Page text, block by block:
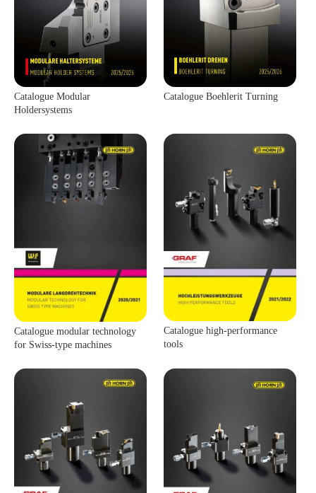
Catalogue Modular
Holdersystems
Catalogue Boehlerit Turning
Catalogue modular technology
for Swiss-type machines
Catalogue high-performance
tools